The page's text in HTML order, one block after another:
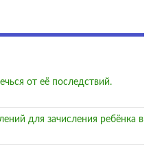
от её последствий.
для зачисления ребёнка в